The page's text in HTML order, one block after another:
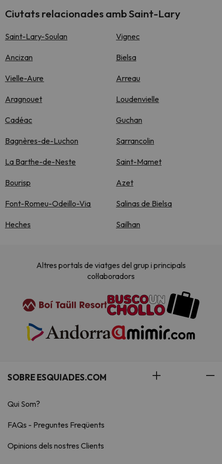
Ciutats relacionades amb Saint-Lary
Saint-Lary-Soulan Vignec
Ancizan Bielsa
Vielle-Aure Arreau
Aragnouet Loudenvielle
Cadéac Guchan
Bagnères-de-Luchon Sarrancolin
La Barthe-de-Neste Saint-Mamet
Bourisp Azet
Font-Romeu-Odeillo-Via Salinas de Bielsa
Heches Sailhan
Altres portals de viatges del grup i principals
col·laboradors
SOBRE ESQUIADES.COM
Qui Som?
FAQs - Preguntes Freqüents
Opinions dels nostres Clients